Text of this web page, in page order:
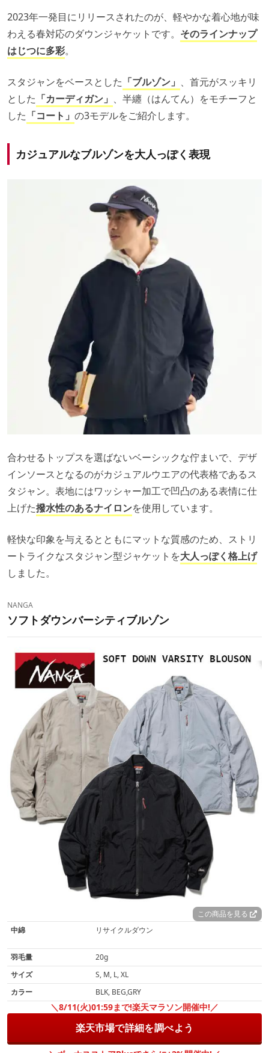
2023年一発目にリリースされたのが、軽やかな着心地が味
わえる春対応のダウンジャケットです。 そのラインナップ
はじつに多彩。
スタジャンをベースとした 「ブルゾン」 、首元がスッキリ
とした 「カーディガン」 、半纏（はんてん）をモチーフと
した 「コート」 の3モデルをご紹介します。
カジュアルなブルゾンを大人っぽく表現
合わせるトップスを選ばないベーシックな佇まいで、デザ
インソースとなるのがカジュアルウエアの代表格であるス
タジャン。表地にはワッシャー加工で凹凸のある表情に仕
上げた撥水性のあるナイロンを使用しています。
軽快な印象を与えるとともにマットな質感のため、ストリ
ートライクなスタジャン型ジャケットを大人っぽく格上げ
しました。
NANGA
ソフトダウンバーシティブルゾン
この商品を見る
中綿
リサイクルダウン
羽毛量
20g
サイズ
S, M, L, XL
カラー
BLK, BEG,GRY
＼8/11(火)01:59まで!楽天マラソン開催中!／
楽天市場で詳細を調べよう